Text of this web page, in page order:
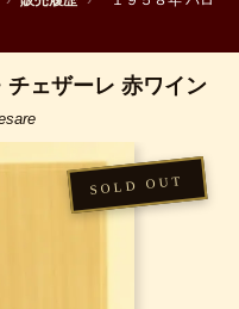
チェザーレ 赤ワイン